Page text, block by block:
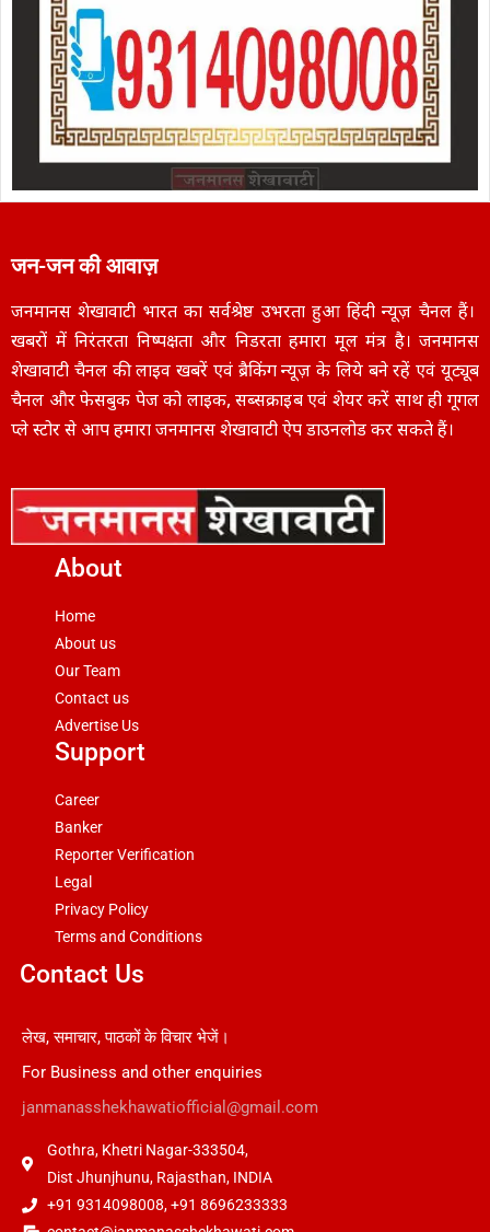
जन-जन की आवाज़
जनमानस शेखावाटी भारत का सर्वश्रेष्ठ उभरता हुआ हिंदी न्यूज़ चैनल हैं।
खबरों में निरंतरता निष्पक्षता और निडरता हमारा मूल मंत्र है। जनमानस
शेखावाटी चैनल की लाइव खबरें एवं ब्रैकिंग न्यूज़ के लिये बने रहें एवं यूट्यूब
चैनल और फेसबुक पेज को लाइक, सब्सक्राइब एवं शेयर करें साथ ही गूगल
प्ले स्टोर से आप हमारा जनमानस शेखावाटी ऐप डाउनलोड कर सकते हैं।
About
Home
About us
Our Team
Contact us
Advertise Us
Support
Career
Banker
Reporter Verification
Legal
Privacy Policy
Terms and Conditions
Contact Us
लेख, समाचार, पाठकों के विचार भेजें।
For Business and other enquiries
janmanasshekhawatiofficial@gmail.com
Gothra, Khetri Nagar-333504,
Dist Jhunjhunu, Rajasthan, INDIA
+91 9314098008, +91 8696233333